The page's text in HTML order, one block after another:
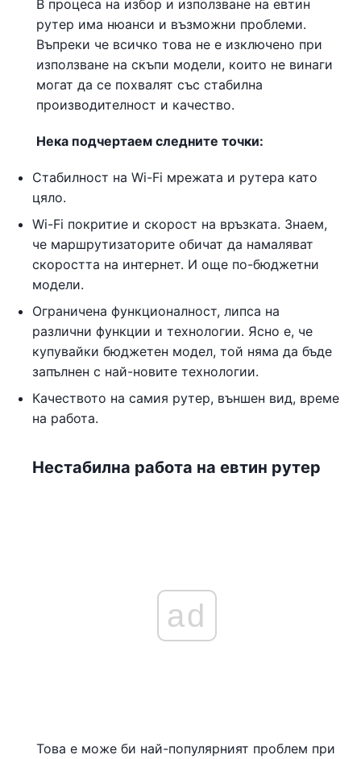
В процеса на избор и използване на евтин
рутер има нюанси и възможни проблеми.
Въпреки че всичко това не е изключено при
използване на скъпи модели, които не винаги
могат да се похвалят със стабилна
производителност и качество.
Нека подчертаем следните точки:
Стабилност на Wi-Fi мрежата и рутера като
цяло.
Wi-Fi покритие и скорост на връзката. Знаем,
че маршрутизаторите обичат да намаляват
скоростта на интернет. И още по-бюджетни
модели.
Ограничена функционалност, липса на
различни функции и технологии. Ясно е, че
купувайки бюджетен модел, той няма да бъде
запълнен с най-новите технологии.
Качеството на самия рутер, външен вид, време
на работа.
Нестабилна работа на евтин рутер
ad
Това е може би най-популярният проблем при